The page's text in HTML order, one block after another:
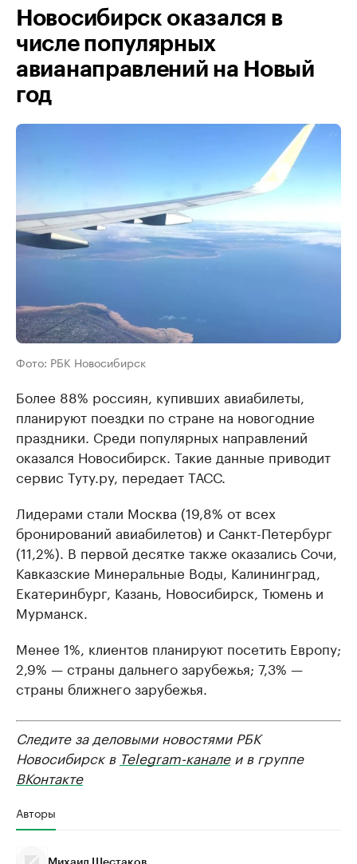
Новосибирск оказался в
числе популярных
авианаправлений на Новый
год
Фото: РБК Новосибирск
Более 88% россиян, купивших авиабилеты,
планируют поездки по стране на новогодние
праздники. Среди популярных направлений
оказался Новосибирск. Такие данные приводит
сервис Туту.ру, передает ТАСС.
Лидерами стали Москва (19,8% от всех
бронирований авиабилетов) и Санкт-Петербург
(11,2%). В первой десятке также оказались Сочи,
Кавказские Минеральные Воды, Калининград,
Екатеринбург, Казань, Новосибирск, Тюмень и
Мурманск.
Менее 1%, клиентов планируют посетить Европу;
2,9% — страны дальнего зарубежья; 7,3% —
страны ближнего зарубежья.
Следите за деловыми новостями РБК
Новосибирск в Telegram-каналеи в группе
ВКонтакте
Авторы